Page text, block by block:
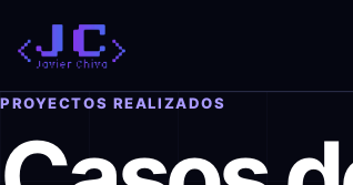
contenido
PROYECTOS REALIZADOS